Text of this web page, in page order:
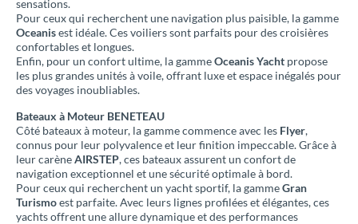
sensations.
Pour ceux qui recherchent une navigation plus paisible, la gamme
Oceanisest idéale. Ces voiliers sont parfaits pour des croisières
confortables et longues.
Enfin, pour un confort ultime, la gammeOceanis Yacht propose
les plus grandes unités à voile, offrant luxe et espace inégalés pour
des voyages inoubliables.
Bateaux à Moteur BENETEAU
Côté bateaux à moteur, la gamme commence avec les Flyer,
connus pour leur polyvalence et leur finition impeccable. Grâce à
leur carèneAIRSTEP, ces bateaux assurent un confort de
navigation exceptionnel et une sécurité optimale à bord.
Pour ceux qui recherchent un yacht sportif, la gammeGran
Turismoest parfaite. Avec leurs lignes profilées et élégantes, ces
yachts offrent une allure dynamique et des performances